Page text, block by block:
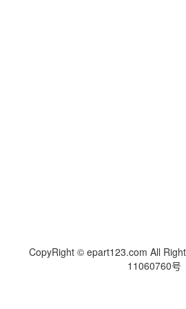
CopyRight © epart123.com All
11060760号